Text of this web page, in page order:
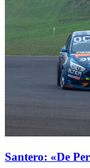
Santero: «De